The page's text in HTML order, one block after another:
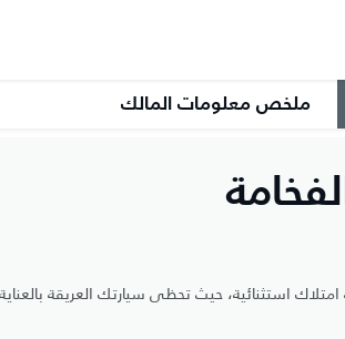
ملخص معلومات المالك
استثنائية، حيث تحظى سيارتك العريقة بالعناية